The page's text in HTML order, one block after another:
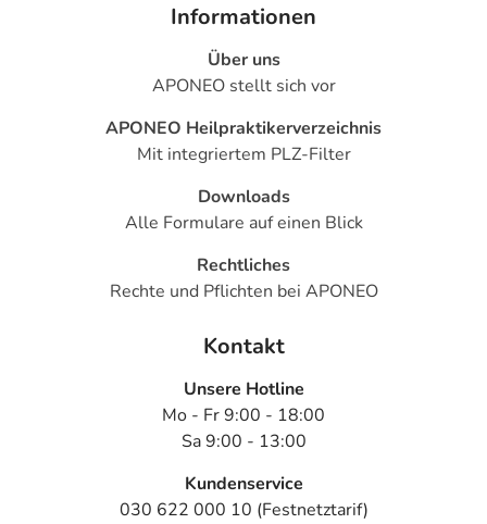
Informationen
Über uns
APONEO stellt sich vor
APONEO Heilpraktikerverzeichnis
Mit integriertem PLZ-Filter
Downloads
Alle Formulare auf einen Blick
Rechtliches
Rechte und Pflichten bei APONEO
Kontakt
Unsere Hotline
Mo - Fr 9:00 - 18:00
Sa 9:00 - 13:00
Kundenservice
030 622 000 10 (Festnetztarif)